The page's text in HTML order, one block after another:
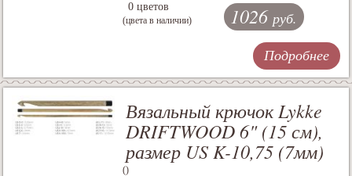
0 цветов
(цвета в наличии) 1026 руб.
Подробнее
Вязальный крючок Lykke
DRIFTWOOD 6" (15 см),
размер US K-10,75 (7мм)
()